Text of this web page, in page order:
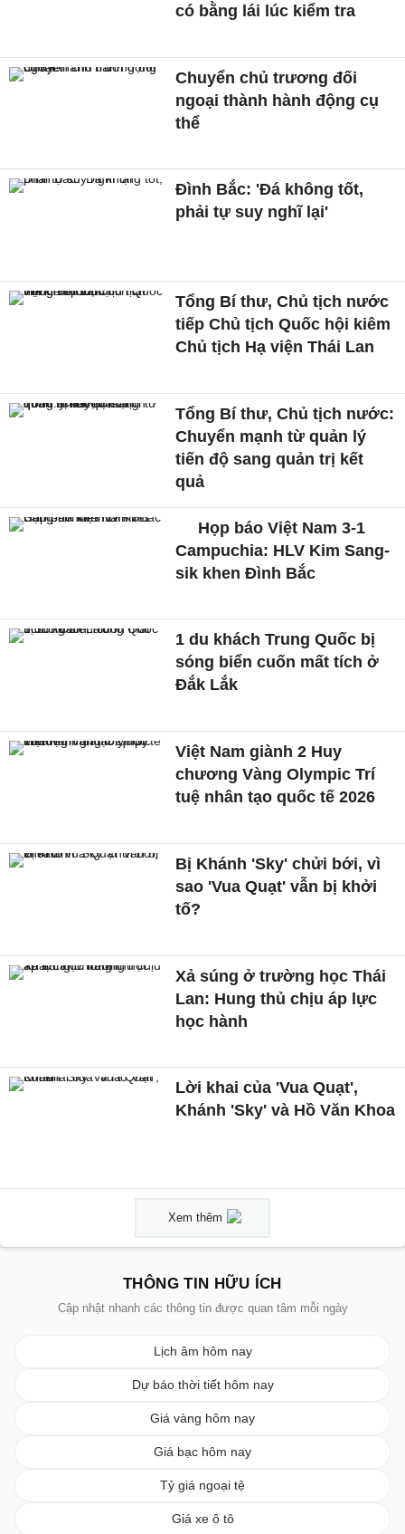
có bằng lái lúc kiểm tra
Chuyển chủ trương đối
ngoại thành hành động cụ
thể
Đình Bắc: 'Đá không tốt,
phải tự suy nghĩ lại'
Tổng Bí thư, Chủ tịch nước
tiếp Chủ tịch Quốc hội kiêm
Chủ tịch Hạ viện Thái Lan
Tổng Bí thư, Chủ tịch nước:
Chuyển mạnh từ quản lý
tiến độ sang quản trị kết
quả
Họp báo Việt Nam 3-1
Campuchia: HLV Kim Sang-
sik khen Đình Bắc
1 du khách Trung Quốc bị
sóng biển cuốn mất tích ở
Đắk Lắk
Việt Nam giành 2 Huy
chương Vàng Olympic Trí
tuệ nhân tạo quốc tế 2026
Bị Khánh 'Sky' chửi bới, vì
sao 'Vua Quạt' vẫn bị khởi
tố?
Xả súng ở trường học Thái
Lan: Hung thủ chịu áp lực
học hành
Lời khai của 'Vua Quạt',
Khánh 'Sky' và Hồ Văn Khoa
Xem thêm
THÔNG TIN HỮU ÍCH
Cập nhật nhanh các thông tin được quan tâm mỗi ngày
Lịch âm hôm nay
Dự báo thời tiết hôm nay
Giá vàng hôm nay
Giá bạc hôm nay
Tỷ giá ngoại tệ
Giá xe ô tô